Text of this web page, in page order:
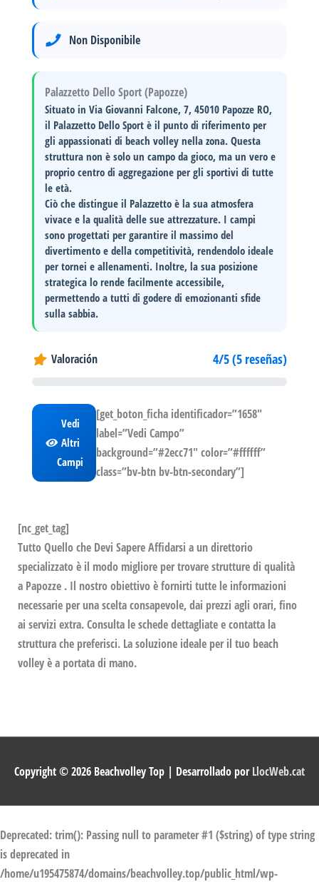
Non Disponibile
Palazzetto Dello Sport (Papozze)
Situato inVia Giovanni Falcone, 7, 45010 Papozze RO,
il Palazzetto Dello Sport è il punto di riferimento per
gli appassionati dibeach volley nella zona. Questa
struttura non è solo un campo da gioco, ma un vero e
propriocentro di aggregazione per gli sportivi di tutte
le età.
Ciò che distingue il Palazzetto è la suaatmosfera
vivace e la qualità delle sue attrezzature. I campi
sono progettati per garantire il massimo del
divertimento e della competitività, rendendolo ideale
per tornei e allenamenti. Inoltre, la suaposizione
strategica lo rende facilmente accessibile,
permettendo a tutti di godere di emozionanti sfide
sulla sabbia.
Valoración 4/5 (5 reseñas)
Vedi
Altri
Campi
[get_boton_ficha identificador=”1658″
label=”Vedi Campo”
background=”#2ecc71″ color=”#ffffff”
class=”bv-btn bv-btn-secondary”]
[nc_get_tag]
Tutto Quello che Devi Sapere Affidarsi a un direttorio
specializzato è il modo migliore per trovare strutture di qualità
a Papozze . Il nostro obiettivo è fornirti tutte le informazioni
necessarie per una scelta consapevole, dai prezzi agli orari, fino
ai servizi extra. Consulta le schede dettagliate e contatta la
struttura che preferisci. La soluzione ideale per il tuo beach
volley è a portata di mano.
Copyright © 2026 Beachvolley Top | Desarrollado porLlocWeb.cat
Deprecated: trim(): Passing null to parameter #1 ($string) of type string
is deprecated in
/home/u195475874/domains/beachvolley.top/public_html/wp-